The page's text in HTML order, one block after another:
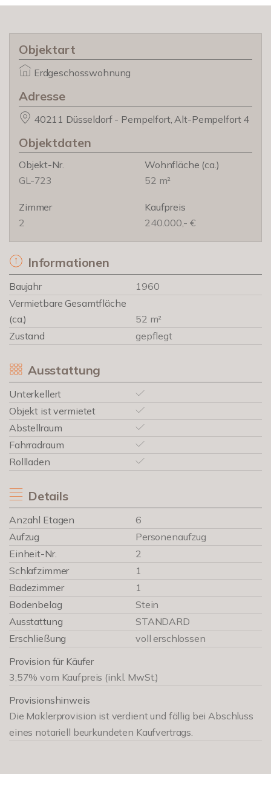
Objektart
Erdgeschosswohnung
Adresse
40211 Düsseldorf - Pempelfort, Alt-Pempelfort 4
Objektdaten
Objekt-Nr.
GL-723
Wohnfläche (ca.)
52 m²
Zimmer
2
Kaufpreis
240.000,- €
Informationen
Baujahr
1960
Vermietbare Gesamtfläche
(ca.)
52 m²
Zustand
gepflegt
Ausstattung
Unterkellert
Objekt ist vermietet
Abstellraum
Fahrradraum
Rollladen
Details
Anzahl Etagen
6
Aufzug
Personenaufzug
Einheit-Nr.
2
Schlafzimmer
1
Badezimmer
1
Bodenbelag
Stein
Ausstattung
STANDARD
Erschließung
voll erschlossen
Provision für Käufer
3,57% vom Kaufpreis (inkl. MwSt.)
Provisionshinweis
Die Maklerprovision ist verdient und fällig bei Abschluss
eines notariell beurkundeten Kaufvertrags.